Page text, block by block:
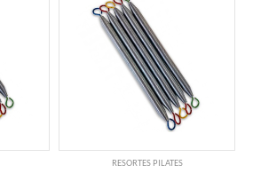
RESORTES PILATES